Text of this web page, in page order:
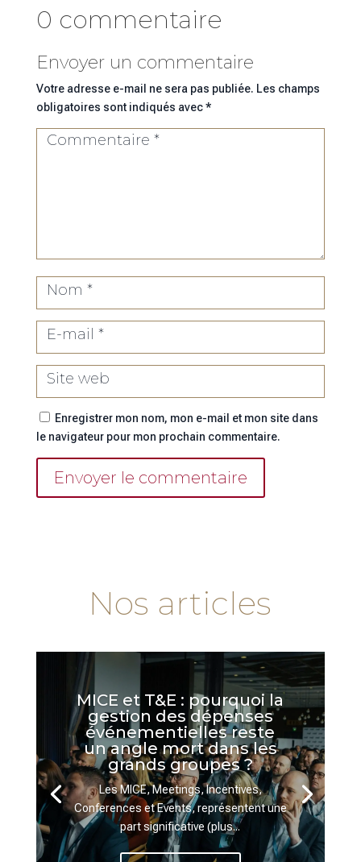
0 commentaire
Envoyer un commentaire
Votre adresse e-mail ne sera pas publiée. Les champs
obligatoires sont indiqués avec*
Enregistrer mon nom, mon e-mail et mon site dans
le navigateur pour mon prochain commentaire.
Envoyer le commentaire
Nos articles
MICE et T&E : pourquoi la
gestion des dépenses
événementielles reste
un angle mort dans les
grands groupes ?
Les MICE, Meetings, Incentives,
Conferences et Events, représentent une
part significative (plus...